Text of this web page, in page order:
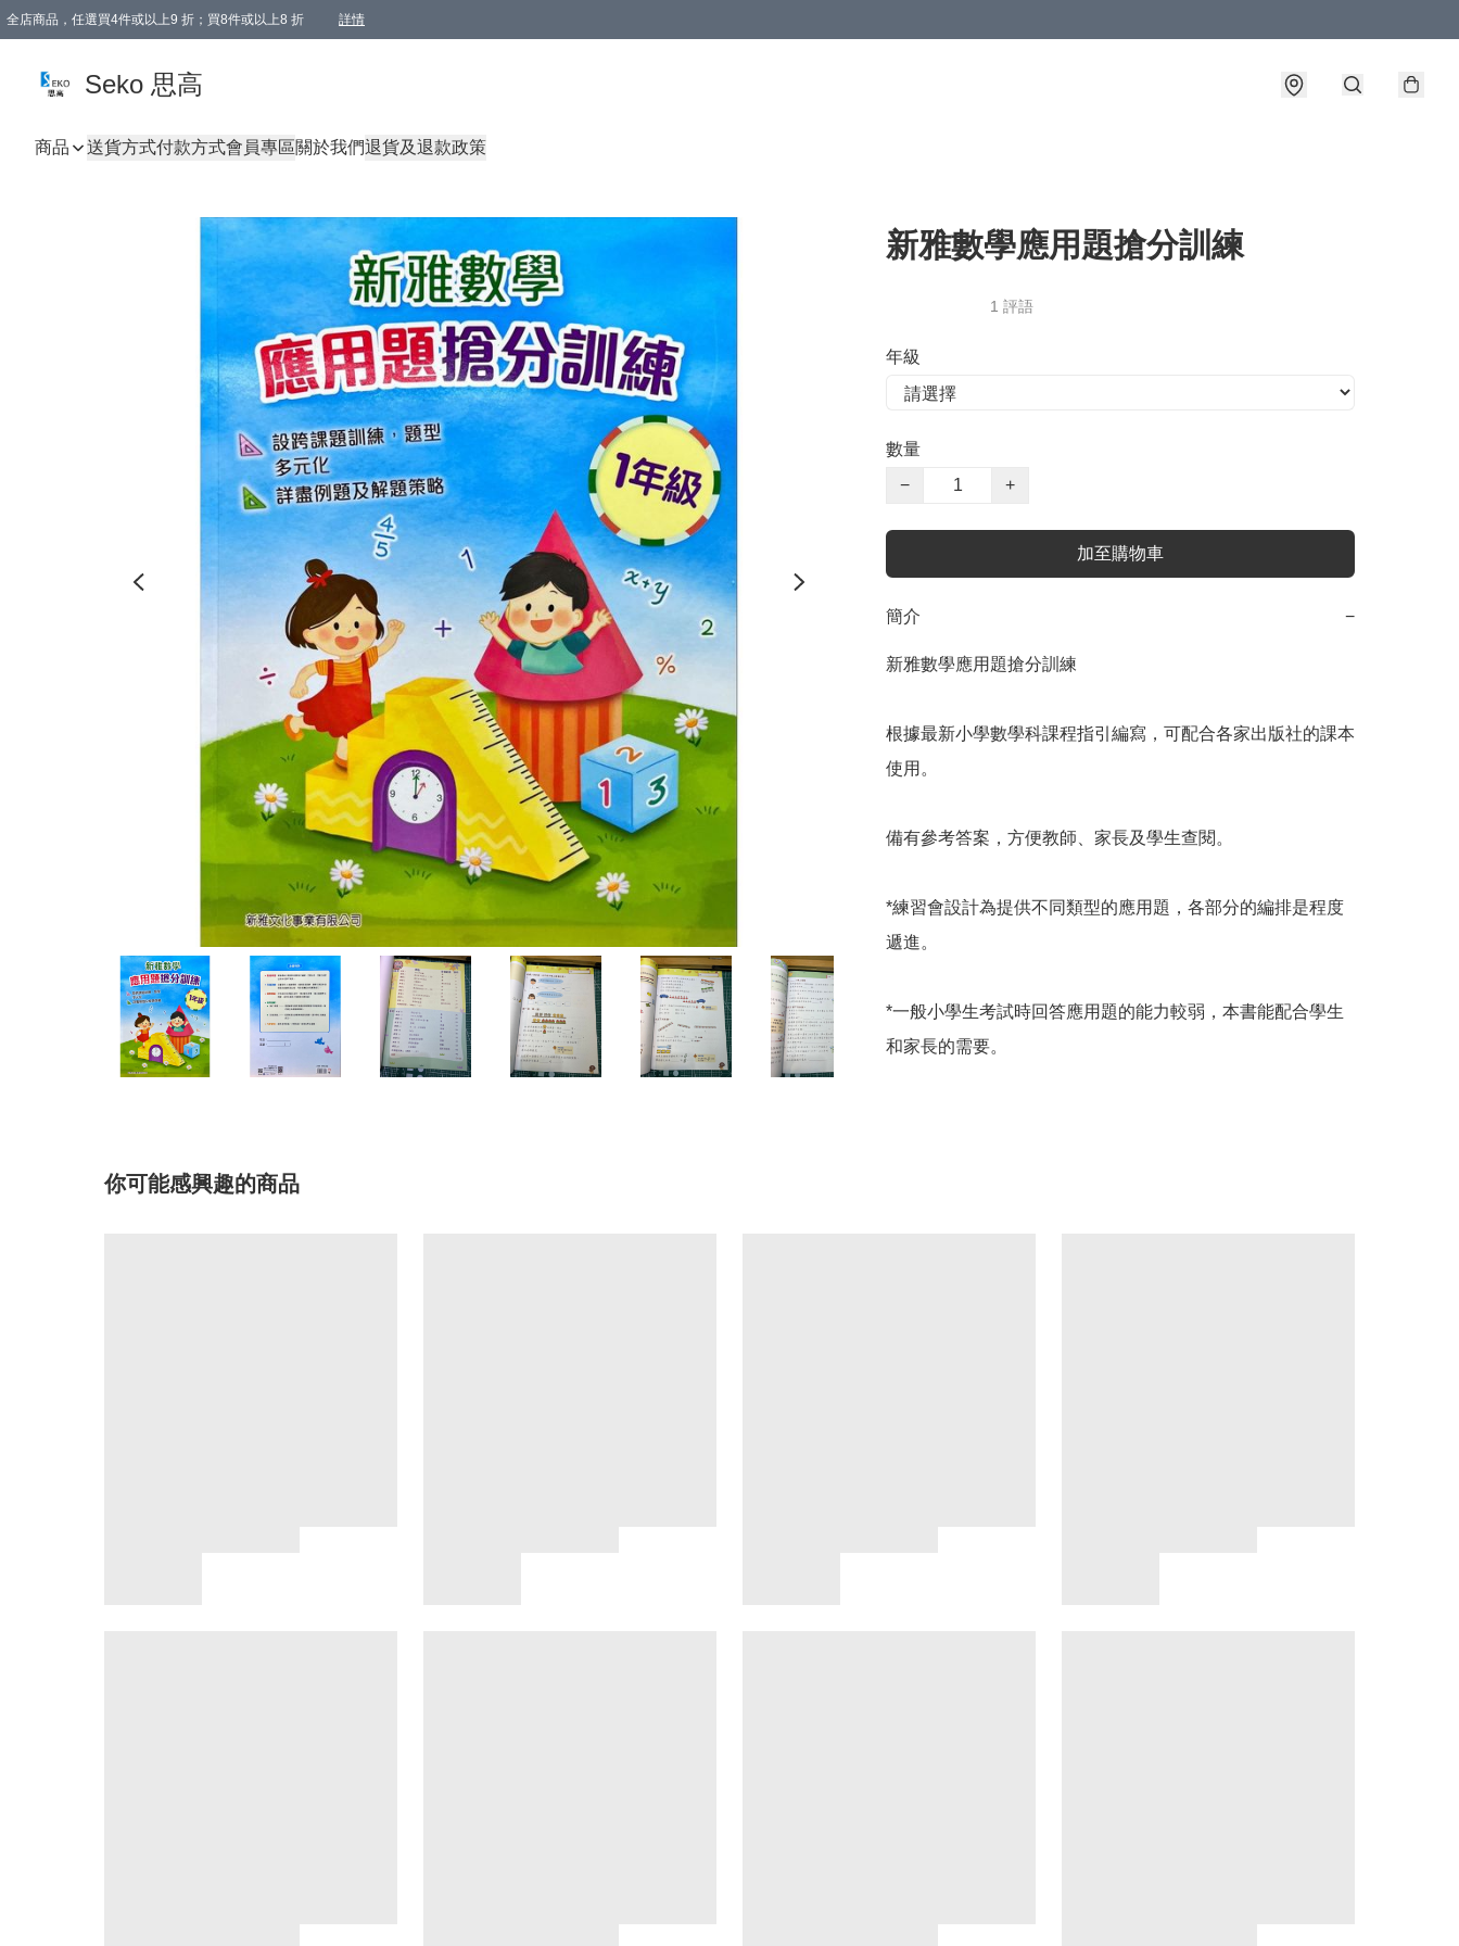
全店商品，任選買4件或以上9 折；買8件或以上8 折 詳情
Seko 思高
商品 送貨方式付款方式會員專區關於我們退貨及退款政策
新雅數學應用題搶分訓練
1 評語
年級
數量
−
+
加至購物車
簡介 −
新雅數學應用題搶分訓練
根據最新小學數學科課程指引編寫，可配合各家出版社的課本
使用。
備有參考答案，方便教師、家長及學生查閱。
*練習會設計為提供不同類型的應用題，各部分的編排是程度
遞進。
*一般小學生考試時回答應用題的能力較弱，本書能配合學生
和家長的需要。
你可能感興趣的商品